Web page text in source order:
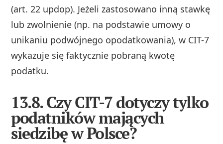
(art. 22 updop). Jeżeli zastosowano inną stawkę
lub zwolnienie (np. na podstawie umowy o
unikaniu podwójnego opodatkowania), w CIT-7
wykazuje się faktycznie pobraną kwotę
podatku.
13.8. Czy CIT-7 dotyczy tylko
podatników mających
siedzibę w Polsce?